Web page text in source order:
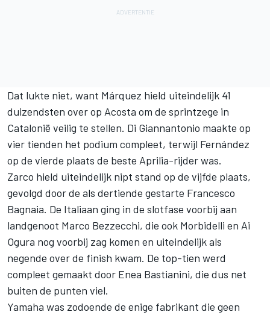
Dat lukte niet, want Márquez hield uiteindelijk 41
duizendsten over op Acosta om de sprintzege in
Catalonië veilig te stellen. Di Giannantonio maakte op
vier tienden het podium compleet, terwijl Fernández
op de vierde plaats de beste Aprilia-rijder was.
Zarco hield uiteindelijk nipt stand op de vijfde plaats,
gevolgd door de als dertiende gestarte Francesco
Bagnaia. De Italiaan ging in de slotfase voorbij aan
landgenoot Marco Bezzecchi, die ook Morbidelli en Ai
Ogura nog voorbij zag komen en uiteindelijk als
negende over de finish kwam. De top-tien werd
compleet gemaakt door Enea Bastianini, die dus net
buiten de punten viel.
Yamaha was zodoende de enige fabrikant die geen